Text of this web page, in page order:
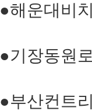
●해운대비
●기장동원
●부산컨트